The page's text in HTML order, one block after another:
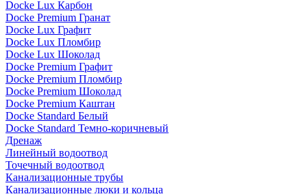
Docke Lux Карбон
Docke Premium Гранат
Docke Lux Графит
Docke Lux Пломбир
Docke Lux Шоколад
Docke Premium Графит
Docke Premium Пломбир
Docke Premium Шоколад
Docke Premium Каштан
Docke Standard Белый
Docke Standard Темно-коричневый
Дренаж
Линейный водоотвод
Точечный водоотвод
Канализационные трубы
Канализационные люки и кольца